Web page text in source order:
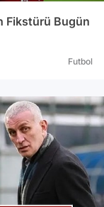
türlü
Fikstürü Bugün
Futbol